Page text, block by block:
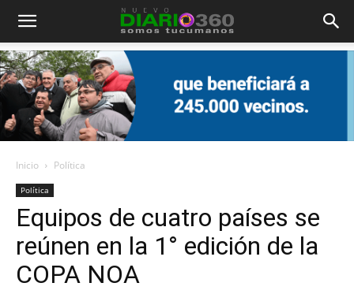
Diario
360
Inicio Política
Política
Equipos de cuatro países se
reúnen en la 1° edición de la
COPA NOA